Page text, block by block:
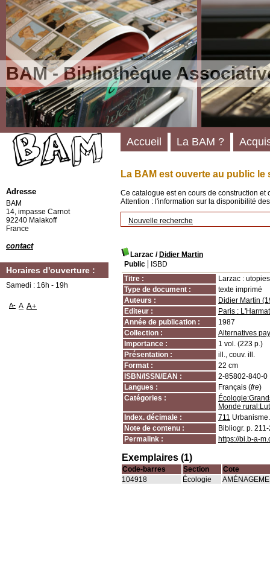
BAM - Bibliothèque
La BAM est ouverte au public le
Ce catalogue est en cours de construction
Attention : l'information sur la disponibilité
Nouvelle recherche
Larzac / Didier Martin
Public
ISBD
Titre :
Larzac :
Type de document :
texte imprimé
Auteurs :
Didier Martin
Editeur :
Paris :
Année de publication :
1987
Collection :
Alternatives
Importance :
1 vol. (223 p.)
Présentation :
ill., couv. ill.
Format :
22 cm
ISBN/ISSN/EAN :
2-85802-840-0
Langues :
Français (fre)
Catégories :
Monde
Index. décimale :
711
Note de contenu :
Bibliogr. p.
Permalink :
https://bi.b-a-
Exemplaires (1)
Code-barres Section
Cote
104918
Écologie
Accueil La BAM ?
Adresse
BAM
14, impasse Carnot
92240 Malakoff
France
contact
Horaires d'ouverture :
Samedi : 16h - 19h
A- A A+